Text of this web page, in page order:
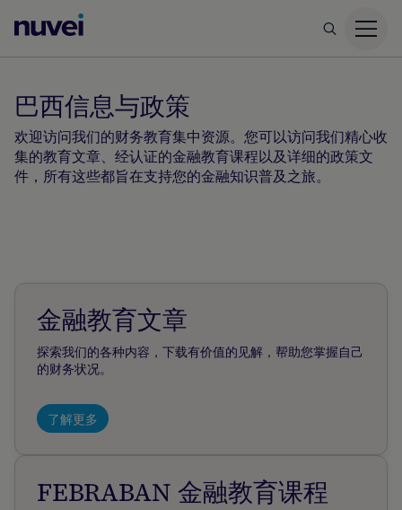
主
巴西信息与政策
欢迎访问我们的财务教育集中资源。您可以访问我们精心收
集的教育文章、经认证的金融教育课程以及详细的政策文
件，所有这些都旨在支持您的金融知识普及之旅。
金融教育文章
探索我们的各种内容，下载有价值的见解，帮助您掌握自己
的财务状况。
了解更多
FEBRABAN 金融教育课程